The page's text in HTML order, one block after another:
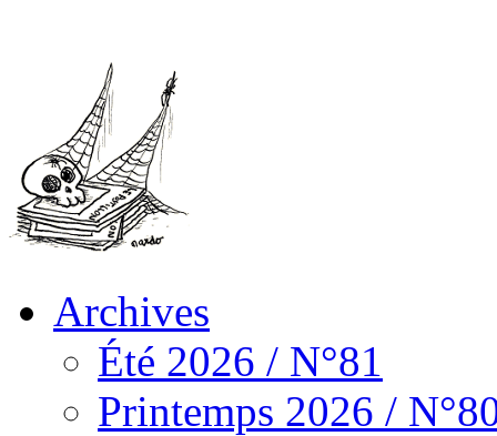
Archives
Été 2026 / N°81
Printemps 2026 /